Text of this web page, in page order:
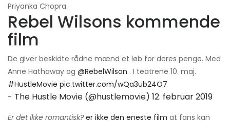
Priyanka Chopra.
Rebel Wilsons kommende
film
De giver beskidte rådne mænd et løb for deres penge. Med
Anne Hathaway og @RebelWilson . I teatrene 10. maj.
#HustleMovie pic.twitter.com/wQa3ub24O7
- The Hustle Movie (@hustlemovie) 12. februar 2019
Er det ikke romantisk? er ikke den eneste film at fans kan